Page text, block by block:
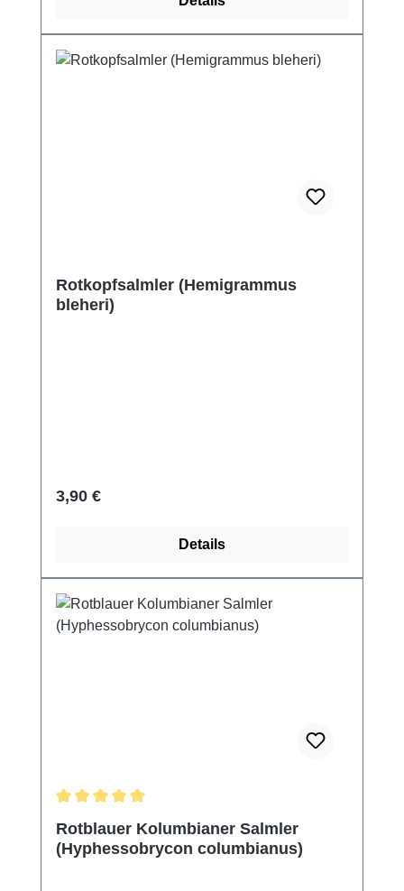
Rotkopfsalmler (Hemigrammus
bleheri)
Regulärer Preis:
3,90 €
Details
Rotblauer Kolumbianer Salmler
(Hyphessobrycon columbianus)